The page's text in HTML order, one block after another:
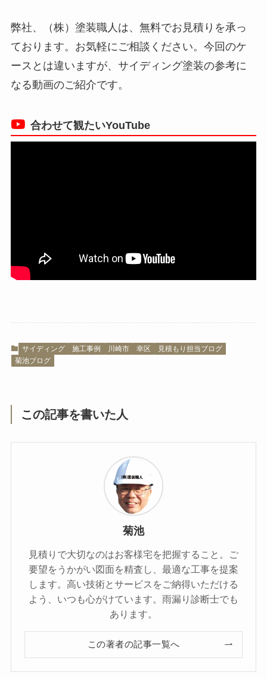
弊社、（株）塗装職人は、無料でお見積りを承っ
ております。お気軽にご相談ください。今回のケ
ースとは違いますが、サイディング塗装の参考に
なる動画のご紹介です。
合わせて観たいYouTube
サイディング 施工事例 川崎市 幸区
見積もり担当ブログ
菊池ブログ
この記事を書いた人
菊池
見積りで大切なのはお客様宅を把握すること。ご
要望をうかがい図面を精査し、最適な工事を提案
します。高い技術とサービスをご納得いただける
よう、いつも心がけています。雨漏り診断士でも
あります。
この著者の記事一覧へ